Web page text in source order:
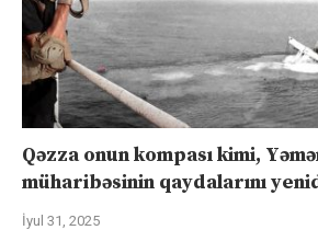
Qəzza onun kompası kimi,
müharibəsinin qaydalarını
İyul 31, 2025